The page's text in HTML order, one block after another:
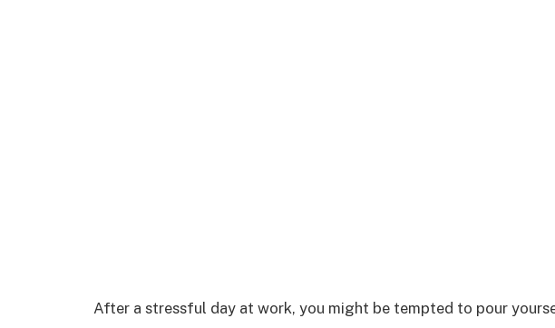
After a stressful day at work, you might be tempted to pour